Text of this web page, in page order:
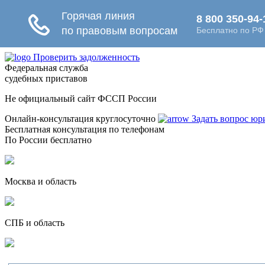
Проверить задолженность
Федеральная служба
судебных приставов
Не официальный сайт ФССП России
Онлайн-консультация круглосуточно
Задать вопрос
Бесплатная консультация по телефонам
По России бесплатно
Москва и область
СПБ и область